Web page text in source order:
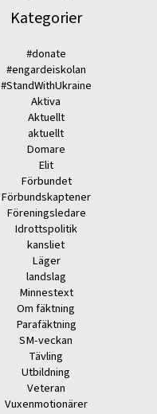
Kategorier
#donate
#engardeiskolan
#StandWithUkraine
Aktiva
Aktuellt
aktuellt
Domare
Elit
Förbundet
Förbundskaptener
Föreningsledare
Idrottspolitik
kansliet
Läger
landslag
Minnestext
Om fäktning
Parafäktning
SM-veckan
Tävling
Utbildning
Veteran
Vuxenmotionärer